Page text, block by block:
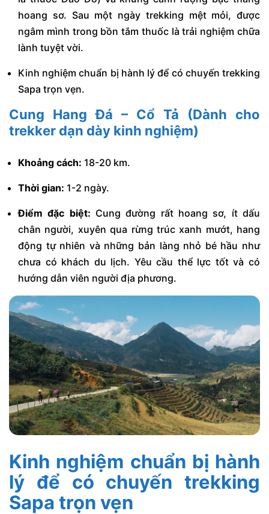
hoang sơ. Sau một ngày trekking mệt mỏi, được
ngâm mình trong bồn tắm thuốc là trải nghiệm chữa
lành tuyệt vời.
Kinh nghiệm chuẩn bị hành lý để có chuyến trekking
Sapa trọn vẹn.
Cung Hang Đá – Cổ Tả (Dành cho
trekker dạn dày kinh nghiệm)
Khoảng cách: 18-20 km.
Thời gian: 1-2 ngày.
Điểm đặc biệt: Cung đường rất hoang sơ, ít dấu
chân người, xuyên qua rừng trúc xanh mướt, hang
động tự nhiên và những bản làng nhỏ bé hầu như
chưa có khách du lịch. Yêu cầu thể lực tốt và có
hướng dẫn viên người địa phương.
Kinh nghiệm chuẩn bị hành
lý để có chuyến trekking
Sapa trọn vẹn